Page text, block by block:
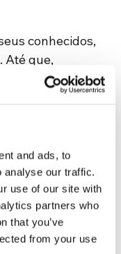
and ads, to
analyse our traffic.
use of our site with
partners who
that you’ve
from your use
conhecidos,
Até que,
Savelli,
cantores se
entre
que não unir
espécie de
o dinheiro
diz a dra.
da